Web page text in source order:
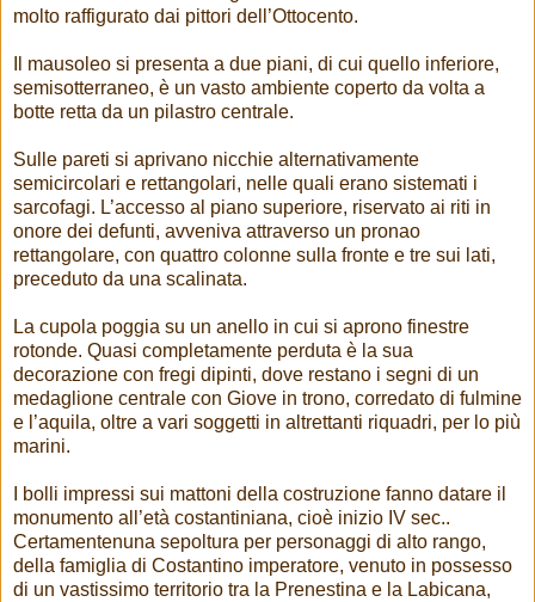
molto raffigurato dai pittori dell’Ottocento.
Il mausoleo si presenta a due piani, di cui quello inferiore,
semisotterraneo, è un vasto ambiente coperto da volta a
botte retta da un pilastro centrale.
Sulle pareti si aprivano nicchie alternativamente
semicircolari e rettangolari, nelle quali erano sistemati i
sarcofagi. L’accesso al piano superiore, riservato ai riti in
onore dei defunti, avveniva attraverso un pronao
rettangolare, con quattro colonne sulla fronte e tre sui lati,
preceduto da una scalinata.
La cupola poggia su un anello in cui si aprono finestre
rotonde. Quasi completamente perduta è la sua
decorazione con fregi dipinti, dove restano i segni di un
medaglione centrale con Giove in trono, corredato di fulmine
e l’aquila, oltre a vari soggetti in altrettanti riquadri, per lo più
marini.
I bolli impressi sui mattoni della costruzione fanno datare il
monumento all’età costantiniana, cioè inizio IV sec..
Certamentenuna sepoltura per personaggi di alto rango,
della famiglia di Costantino imperatore, venuto in possesso
di un vastissimo territorio tra la Prenestina e la Labicana,